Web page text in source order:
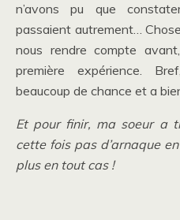
n’avons pu que
passaient autrement…
nous rendre compte
première expérience.
beaucoup de chance et a
Et pour finir, ma soeur a
cette fois pas d’arnaque
plus en tout cas !